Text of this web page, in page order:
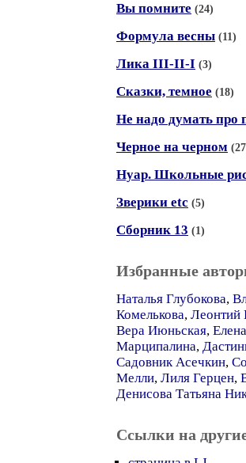
Вы помните (24)
Формула весны (11)
Лика III-II-I (3)
Сказки, темное (18)
Не надо думать про
Черное на черном
Нуар. Школьные
Зверики etc (5)
Сборник 13 (1)
Избранные
Наталья Глубокова,
Комелькова, Леонтий
Вера Июньская,
Марципалина,
Садовник Асечкин,
Мелли, Лиля Герцен,
Денисова Татьяна
Ссылки на